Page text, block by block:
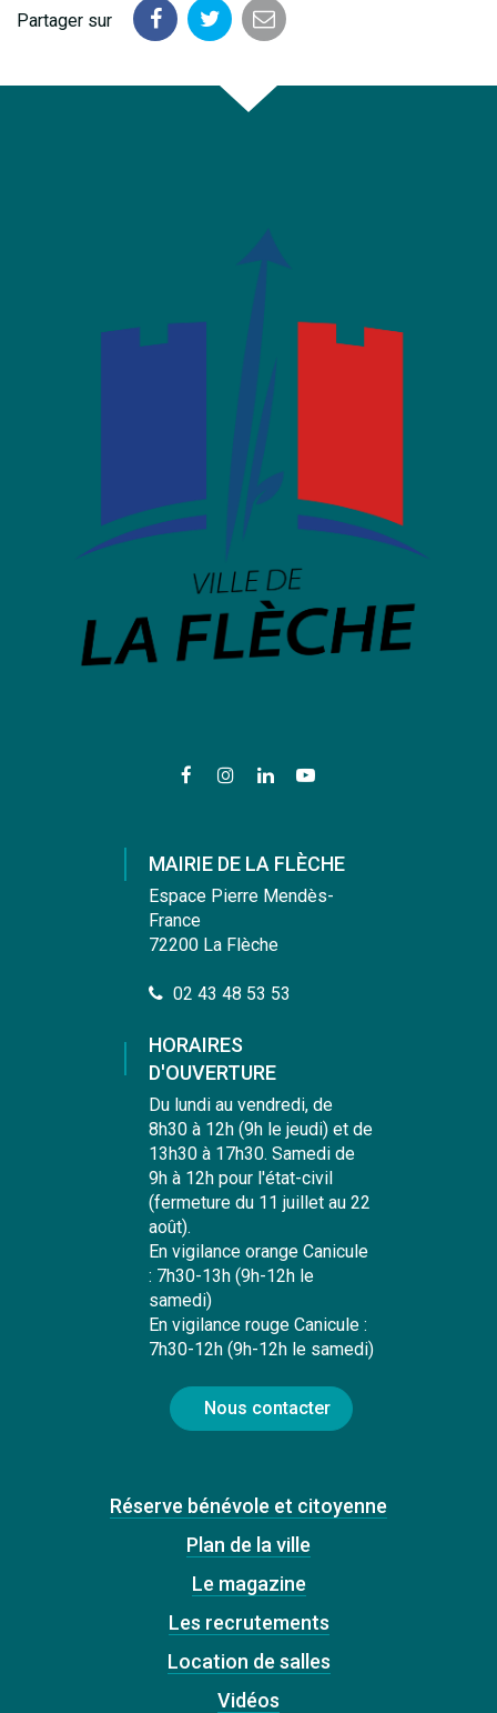
Partager sur
Partager
Facebook
Partager
Twitter
Partager
email
Lien
compte
Lien
compte
Lien
compte
chaîne
MAIRIE DE LA FLÈCHE
Espace Pierre Mendès-
France
72200 La Flèche
02 43 48 53 53
HORAIRES
D'OUVERTURE
Du lundi au vendredi, de
8h30 à 12h (9h le jeudi) et de
13h30 à 17h30. Samedi de
9h à 12h pour l'état-civil
(fermeture du 11 juillet au 22
août).
En vigilance orange Canicule
: 7h30-13h (9h-12h le
samedi)
En vigilance rouge Canicule :
7h30-12h (9h-12h le samedi)
Nous contacter
Réserve bénévole et citoyenne
Plan de la ville
Le magazine
Les recrutements
Location de salles
Vidéos